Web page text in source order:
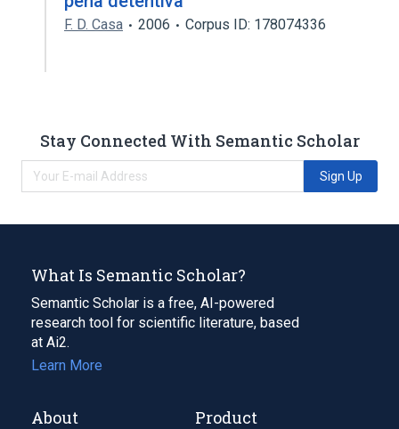
F. D. Casa 2006 Corpus ID: 178074336
Stay Connected With Semantic Scholar
Sign Up
What Is Semantic Scholar?
Semantic Scholar is a free, AI-powered
research tool for scientific literature, based
at Ai2.
Learn More
About Product